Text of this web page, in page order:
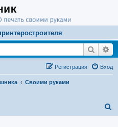
Поиск
Вход
Регистрация
Своими руками